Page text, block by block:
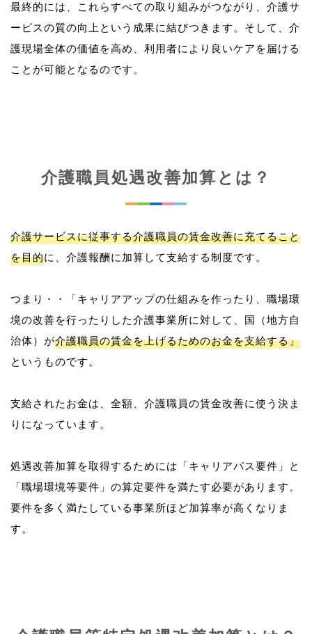
最終的には、これらすべての取り組みがつながり、介護サ
ービスの質の向上という成果に結びつきます。そして、介
護現場全体の価値を高め、利用者により良いケアを届ける
介護職員処遇改善加算とは？
介護サービスに従事する介護職員の賃金改善に充てること
を目的に、介護報酬に加算して支給する制度です。
つまり・・「キャリアアップの仕組みを作ったり、職場環
境の改善を行ったりした介護事業所に対して、国（地方自
治体）が介護職員の賃金を上げるためのお金を支給する」
というものです。
支給されたお金は、全額、介護職員の賃金改善に使う決ま
りになっています。
処遇改善加算を取得するためには「キャリアパス要件」と
「職場環境等要件」の算定要件を満たす必要があります。
要件を多く満たしている事業所ほど加算率が高くなりま
す。